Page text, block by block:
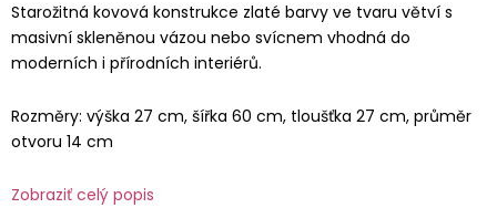
Starožitná kovová konstrukce zlaté barvy ve tvaru větví s
masivní skleněnou vázou nebo svícnem vhodná do
moderních i přírodních interiérů.
Rozměry: výška 27 cm, šířka 60 cm, tloušťka 27 cm, průměr
otvoru 14 cm
Zobraziť celý popis